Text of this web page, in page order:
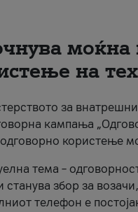
на
за
кампања
користење
тема –
станува збор за
телефон е